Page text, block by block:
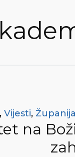
, Vijesti, Županija
na